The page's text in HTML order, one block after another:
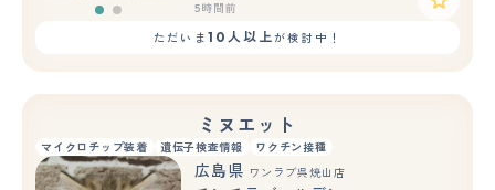
5時間前
ただいま 10人以上が検討中！
ミヌエット
マイクロチップ装着 遺伝子検査情報 ワクチン接種
広島県 ワンラブ呉焼山店